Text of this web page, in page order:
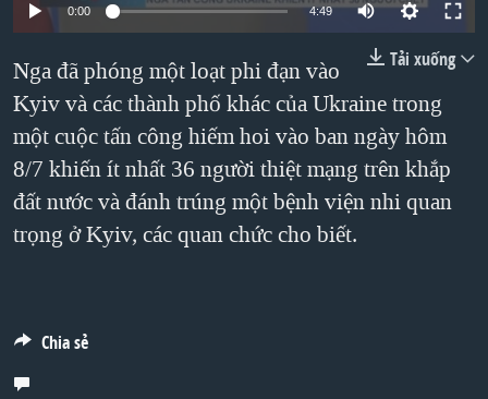
SỨC KHOẺ
VĂN HOÁ
THỂ THAO
GIÁO DỤC
NGÀY TỊ NẠN THẾ GIỚI
TRỊNH VĨNH BÌNH - NGƯỜI HẠ 'BÊN THẮNG CUỘC'
GROUND ZERO – XƯA VÀ NAY
CHI PHÍ CHIẾN TRANH AFGHANISTAN
CÁC GIÁ TRỊ CỘNG HÒA Ở VIỆT NAM
THƯỢNG ĐỈNH TRUMP-KIM TẠI VIỆT NAM
TRỊNH VĨNH BÌNH VS. CHÍNH PHỦ VIỆT NAM
Ngôn ngữ khác
0:00 4:49
Tải xuống
Nga đã phóng một loạt phi đạn vào
Kyiv và các thành phố khác của Ukraine trong
một cuộc tấn công hiếm hoi vào ban ngày hôm
8/7 khiến ít nhất 36 người thiệt mạng trên khắp
đất nước và đánh trúng một bệnh viện nhi quan
trọng ở Kyiv, các quan chức cho biết.
Chia sẻ